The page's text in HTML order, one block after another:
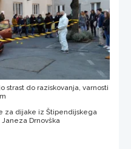
strast do raziskovanja, varnosti
za dijake iz Štipendijskega
Janeza Drnovška